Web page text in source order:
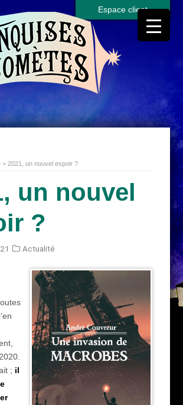
Espace client
> 2021, un nouvel espoir ?
un nouvel
?
Actualité
; il